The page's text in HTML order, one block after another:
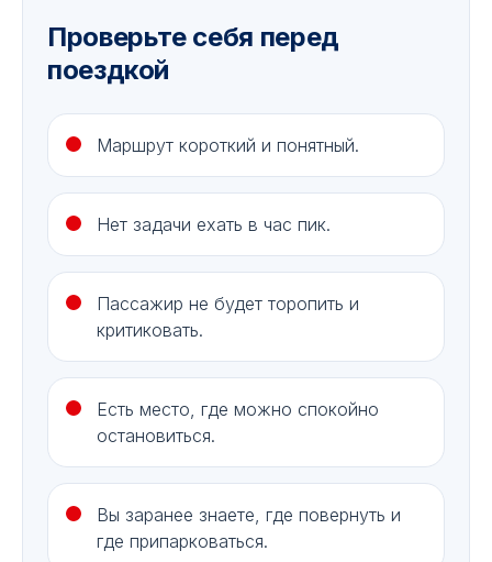
Проверьте себя перед
поездкой
Маршрут короткий и понятный.
Нет задачи ехать в час пик.
Пассажир не будет торопить и
критиковать.
Есть место, где можно спокойно
остановиться.
Вы заранее знаете, где повернуть и
где припарковаться.